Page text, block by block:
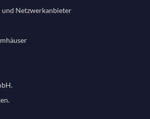
Netzwerkanbieter